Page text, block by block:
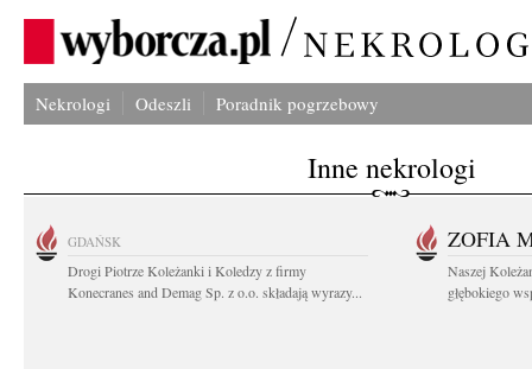
Nekrologi Odeszli Poradnik pogrzebowy
Inne nekrologi
GDAŃSK
Drogi Piotrze Koleżanki i Koledzy z firmy
Konecranes and Demag Sp. z o.o. składają wyrazy...
ZOFIA
Naszej
głębokiego